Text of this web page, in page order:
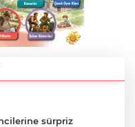
sürpriz